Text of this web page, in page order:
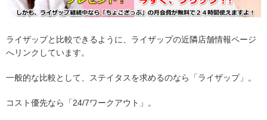
ライザップと比較できるように、ライザップの近隣店舗情報ページ
へリンクしています。
一般的な比較として、ステイタスを求めるのなら「ライザップ」。
コスト優先なら「24/7ワークアウト」。